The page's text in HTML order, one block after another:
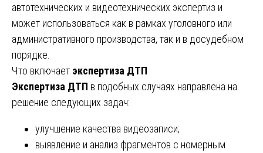
автотехнических и видеотехнических экспертиз и
может использоваться как в рамках уголовного или
административного производства, так и в досудебном
порядке.
Что включает экспертиза ДТП
Экспертиза ДТП в подобных случаях направлена на
решение следующих задач:
улучшение качества видеозаписи;
выявление и анализ фрагментов с номерным